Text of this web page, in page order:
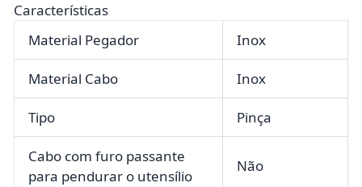
Características
Material Pegador
Inox
Material Cabo Inox
Tipo Pinça
Cabo com furo passante
para pendurar o utensílio
Não